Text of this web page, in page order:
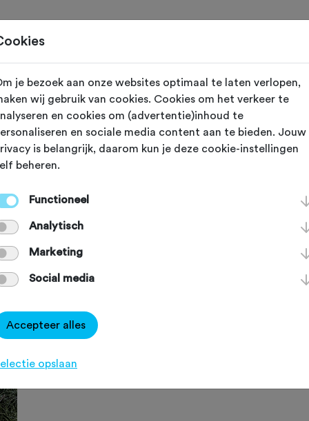
Haveluy
- Wallers
van 2500 meter brengt je
en is het voorgerecht voor het
Toch is dit is ook een van de
van Parijs-Roubaix!
je bezoek aan onze websites optimaal te laten verlopen,
wij gebruik van cookies. Cookies om het verkeer te
en cookies om (advertentie)inhoud te
en sociale media content aan te bieden. Jouw
is belangrijk, daarom kun je deze cookie-instellingen
beheren.
Functioneel
Analytisch
Marketing
Social media
Accepteer alles
opslaan